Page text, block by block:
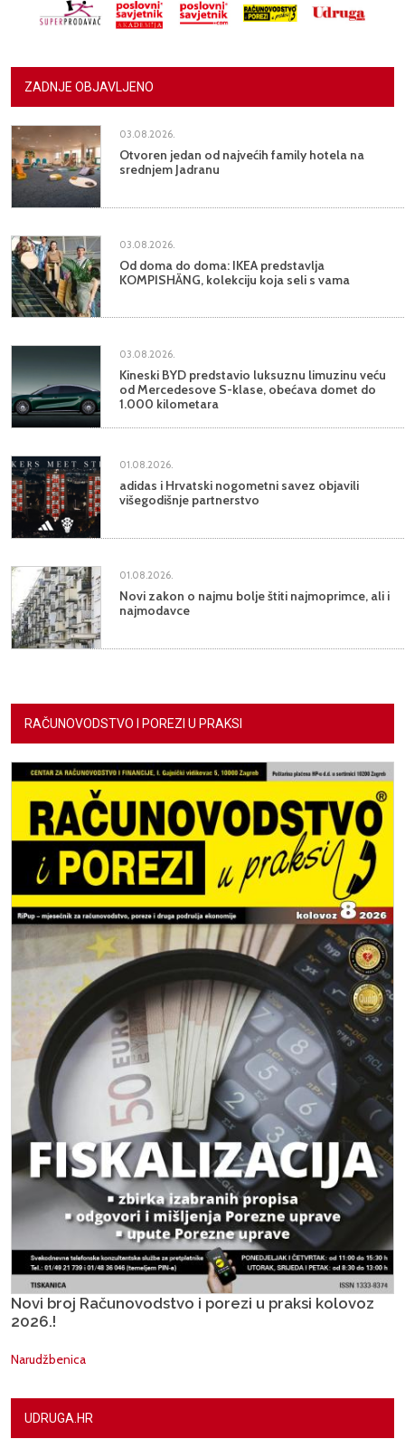
ZADNJE OBJAVLJENO
03.08.2026.
Otvoren jedan od najvećih family hotela na
srednjem Jadranu
03.08.2026.
Od doma do doma: IKEA predstavlja
KOMPISHÄNG, kolekciju koja seli s vama
03.08.2026.
Kineski BYD predstavio luksuznu limuzinu veću
od Mercedesove S-klase, obećava domet do
1.000 kilometara
01.08.2026.
adidas i Hrvatski nogometni savez objavili
višegodišnje partnerstvo
01.08.2026.
Novi zakon o najmu bolje štiti najmoprimce, ali i
najmodavce
RAČUNOVODSTVO I POREZI U PRAKSI
Novi broj Računovodstvo i porezi u praksi kolovoz
2026.!
Narudžbenica
UDRUGA.HR